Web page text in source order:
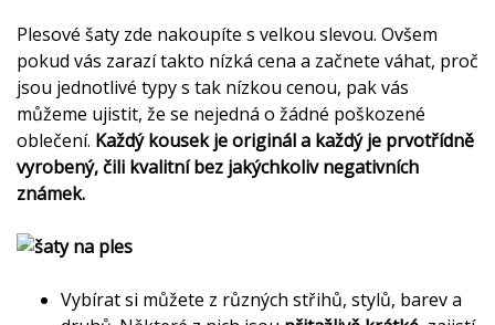
Plesové šaty zde nakoupíte s velkou slevou. Ovšem
pokud vás zarazí takto nízká cena a začnete váhat, proč
jsou jednotlivé typy s tak nízkou cenou, pak vás
můžeme ujistit, že se nejedná o žádné poškozené
oblečení. Každý kousek je originál a každý je prvotřídně
vyrobený, čili kvalitní bez jakýchkoliv negativních
známek.
Vybírat si můžete z různých střihů, stylů, barev a